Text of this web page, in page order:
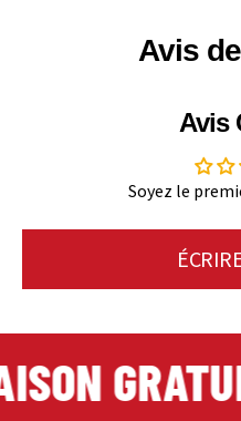
Avis
Avis
Soyez le